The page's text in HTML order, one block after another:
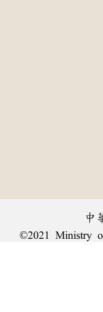
中
©2021 Ministry